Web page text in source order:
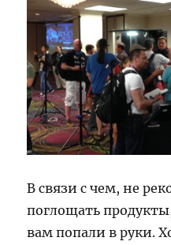
В связи с чем, не
поглощать
вам попали в руки.